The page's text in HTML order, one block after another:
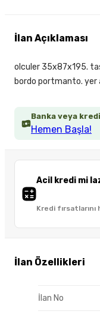
Banka veya
Hemen Başla!
Acil kredi mi
Kredi
İlan Özellikleri
İlan No
İlan Açıklaması
olculer 35x87x195.
bordo portmanto. yer